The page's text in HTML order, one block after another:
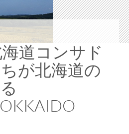
水
エ
ス
パ
ル
ス
道コンサド
が北海道の